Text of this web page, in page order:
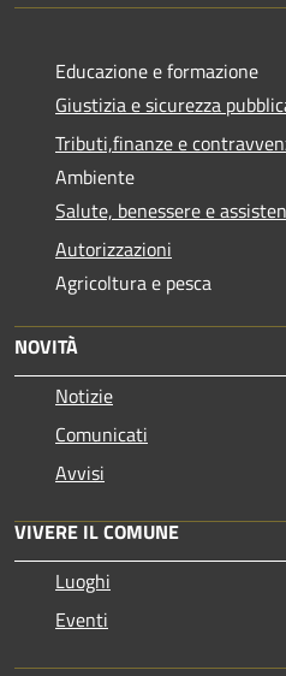
Educazione e formazione
Giustizia e sicurezza
Tributi,finanze e
Ambiente
Salute, benessere e
Autorizzazioni
Agricoltura e pesca
NOVITÀ
Notizie
Comunicati
Avvisi
VIVERE IL COMUNE
Luoghi
Eventi